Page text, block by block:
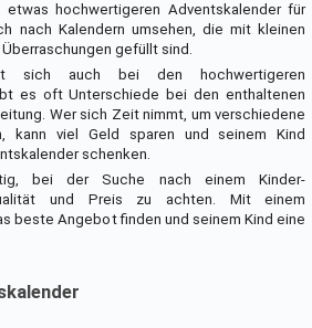
hochwertigeren Adventskalender für
nach Kalendern umsehen, die mit kleinen
gefüllt sind.
sich auch bei den hochwertigeren
es oft Unterschiede bei den enthaltenen
Wer sich Zeit nimmt, um verschiedene
kann viel Geld sparen und seinem Kind
schenken.
bei der Suche nach einem Kinder-
und Preis zu achten. Mit einem
beste Angebot finden und seinem Kind eine